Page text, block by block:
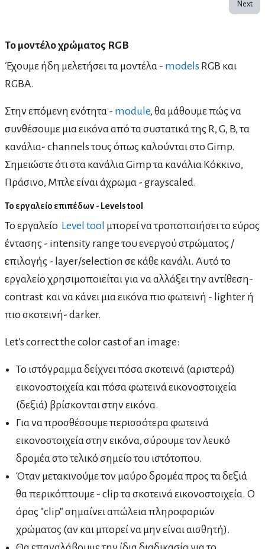
Next
Το μοντέλο χρώματος RGB
Έχουμε ήδη μελετήσει τα μοντέλα - models RGB και
RGBA.
Στην επόμενη ενότητα - module, θα μάθουμε πώς να
συνθέσουμε μια εικόνα από τα συστατικά της R, G, B, τα
κανάλια- channels τους όπως καλούνται στο Gimp.
Σημειώστε ότι στα κανάλια Gimp τα κανάλια Κόκκινο,
Πράσινο, Μπλε είναι άχρωμα - grayscaled.
Το εργαλείο επιπέδων - Levels tool
Το εργαλείο Level tool μπορεί να τροποποιήσει το εύρος
έντασης - intensity range του ενεργού στρώματος /
επιλογής - layer/selection σε κάθε κανάλι. Αυτό το
εργαλείο χρησιμοποιείται για να αλλάξει την αντίθεση-
contrast και να κάνει μια εικόνα πιο φωτεινή - lighter ή
πιο σκοτεινή- darker.
Let's correct the color cast of an image:
Το ιστόγραμμα δείχνει πόσα σκοτεινά (αριστερά)
εικονοστοιχεία και πόσα φωτεινά εικονοστοιχεία
(δεξιά) βρίσκονται στην εικόνα.
Για να προσθέσουμε περισσότερα φωτεινά
εικονοστοιχεία στην εικόνα, σύρουμε τον λευκό
δρομέα στο τελικό σημείο του ιστότοπου.
Όταν μετακινούμε τον μαύρο δρομέα προς τα δεξιά
θα περικόπτουμε - clip τα σκοτεινά εικονοστοιχεία. Ο
όρος "clip" σημαίνει απώλεια πληροφοριών
χρώματος (αν και μπορεί να μην είναι αισθητή).